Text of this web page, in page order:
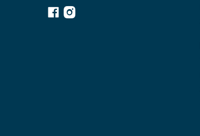
Facebook
Instagram